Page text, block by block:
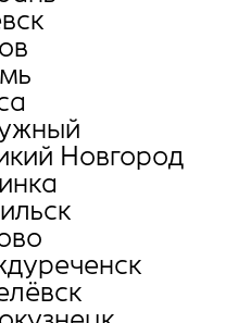
Новгород